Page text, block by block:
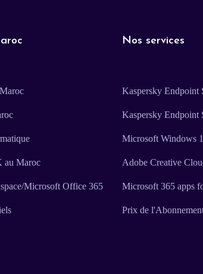
au Maroc
Microsoft Office 365
Nos services
Kaspersky Endpoint
Kaspersky Endpoint
Microsoft Windows
Adobe Creative
Microsoft 365 apps
Prix de